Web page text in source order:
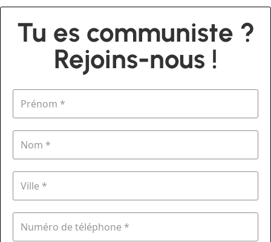
Tu es communiste ?
Rejoins-nous !